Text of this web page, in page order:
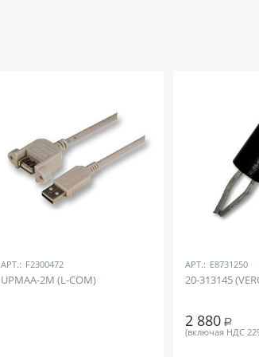
АРТ.: F2300472
UPMAA-2M (L-COM)
АРТ.: E8731250
20-313145
2 880 Р
(включая НДС